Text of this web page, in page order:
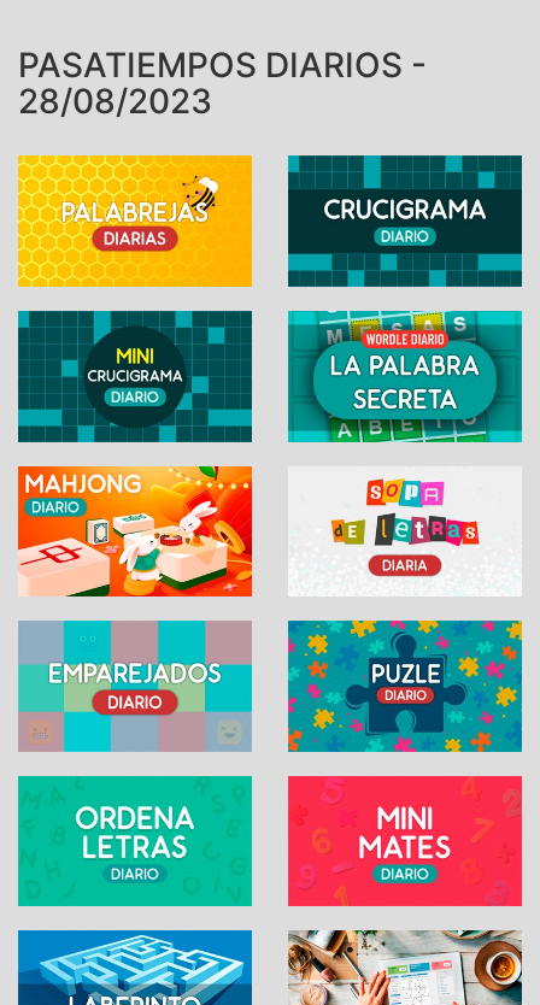
PASATIEMPOS DIARIOS -
28/08/2023